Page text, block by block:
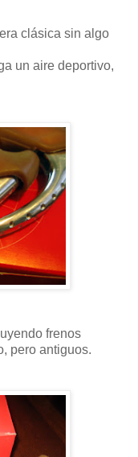
clásica sin algo
un aire deportivo,
frenos
pero antiguos.